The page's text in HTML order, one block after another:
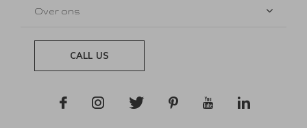
Over ons
CALL US